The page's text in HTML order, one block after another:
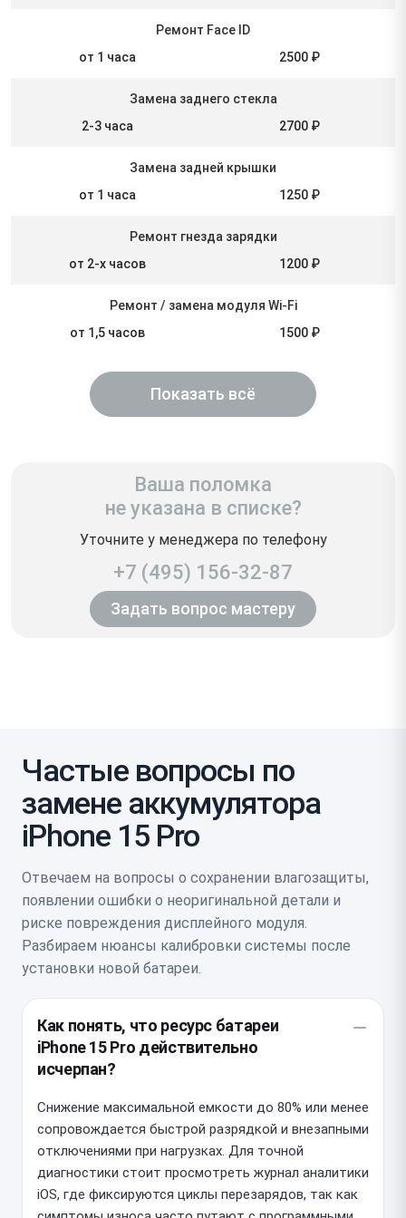
Ремонт Face ID
от 1 часа
2500 ₽
Замена заднего стекла
2-3 часа
2700 ₽
Замена задней крышки
от 1 часа
1250 ₽
Ремонт гнезда зарядки
от 2-х часов
1200 ₽
Ремонт / замена модуля Wi-Fi
от 1,5 часов
1500 ₽
Показать всё
Ваша поломка
не указана в списке?
Уточните у менеджера по телефону
+7 (495) 156-32-87
Задать вопрос мастеру
Частые вопросы по
замене аккумулятора
iPhone 15 Pro
Отвечаем на вопросы о сохранении влагозащиты,
появлении ошибки о неоригинальной детали и
риске повреждения дисплейного модуля.
Разбираем нюансы калибровки системы после
установки новой батареи.
Как понять, что ресурс батареи
iPhone 15 Pro действительно
исчерпан?
Снижение максимальной емкости до 80% или менее
сопровождается быстрой разрядкой и внезапными
отключениями при нагрузках. Для точной
диагностики стоит просмотреть журнал аналитики
iOS, где фиксируются циклы перезарядов, так как